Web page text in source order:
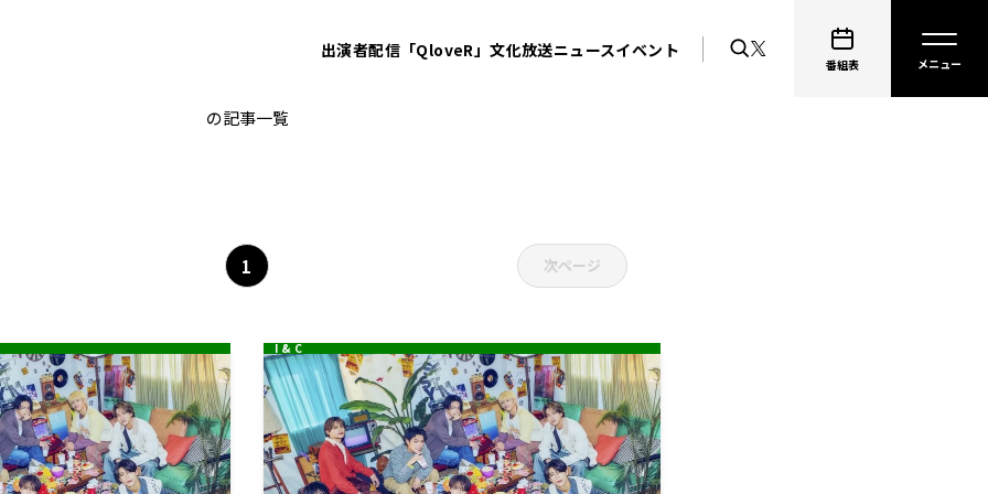
出演者配信「QloveR」文化放送ニュースイベント
番組表
の記事一覧
1 次ページ